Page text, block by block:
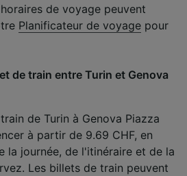
de voyage peuvent
Planificateur de voyage pour
de train entre Turin et Genova
de Turin à Genova Piazza
à partir de 9.69 CHF, en
la journée, de l'itinéraire et de la
Les billets de train peuvent